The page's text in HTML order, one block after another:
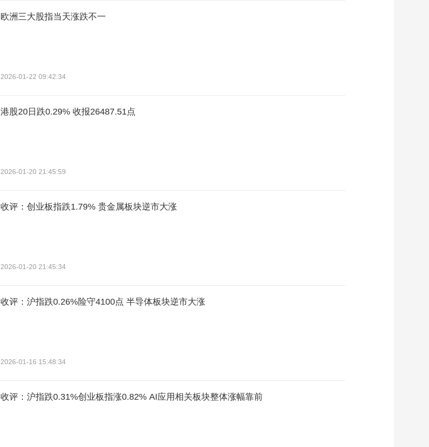
欧洲三大股指当天涨跌不一
2026-01-22 09:42:34
港股20日跌0.29% 收报26487.51点
2026-01-20 21:45:59
收评：创业板指跌1.79% 贵金属板块逆市大涨
2026-01-20 21:45:34
收评：沪指跌0.26%险守4100点 半导体板块逆市大涨
2026-01-16 15:48:34
收评：沪指跌0.31%创业板指涨0.82% AI应用相关板块整体涨幅靠前